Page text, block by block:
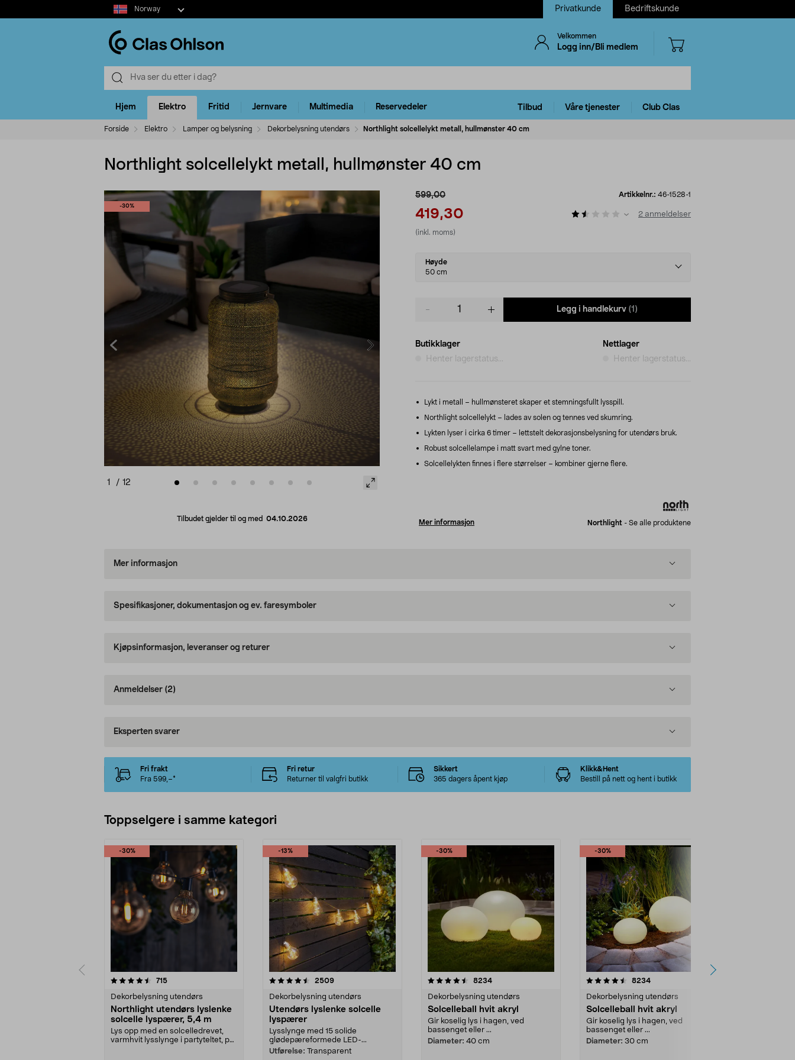
Select
market
Norway Privatkunde Bedriftskunde
Velkommen
Logg inn/Bli medlem
Hjem Elektro Fritid Jernvare Multimedia Reservedeler Tilbud Våre tjenester Club Clas
Forside Elektro Lamper og belysning Dekorbelysning utendørs Northlight solcellelykt metall, hullmønster 40 cm
Northlight solcellelykt metall, hullmønster 40 cm
-30%
1 / 12
Tilbudet gjelder til og med 04.10.2026
599,00
419,30
(inkl. moms)
Artikkelnr.: 46-1528-1
2 anmeldelser
Select
variant
Høyde
50 cm
Legg i handlekurv (1)
Butikklager
Henter lagerstatus...
Nettlager
Henter lagerstatus...
Lykt i metall – hullmønsteret skaper et stemningsfullt lysspill.
Northlight solcellelykt – lades av solen og tennes ved skumring.
Lykten lyser i cirka 6 timer – lettstelt dekorasjonsbelysning for utendørs bruk.
Robust solcellelampe i matt svart med gylne toner.
Solcellelykten finnes i flere størrelser – kombiner gjerne flere.
Mer informasjon Northlight - Se alle produktene
Mer informasjon
Spesifikasjoner, dokumentasjon og ev. faresymboler
Kjøpsinformasjon, leveranser og returer
Anmeldelser (2)
Eksperten svarer
Fri frakt
Fra 599,–*
Fri retur
Returner til valgfri butikk
Sikkert
365 dagers åpent kjøp
Klikk&Hent
Bestill på nett og hent i butikk
Toppselgere i samme kategori
-30%
715anmeldelser
Dekorbelysning utendørs
Northlight utendørs lyslenke
solcelle lyspærer, 5,4 m
Lys opp med en solcelledrevet,
varmhvit lysslynge i partyteltet, på
-13%
4.5 av 5 stjerner 2509anmeldelser
Dekorbelysning utendørs
Utendørs lyslenke solcelle
lyspærer
Lysslynge med 15 solide
glødepæreformede LED-...
Utførelse: Transparent
-30%
4.5 av 5 stjerner 8234anmeldelser
Dekorbelysning utendørs
Solcelleball hvit akryl
Gir koselig lys i hagen, ved
bassenget eller ...
Diameter: 40 cm
-30%
4.5 av 5 stjerner 8234anmeldelser
Dekorbelysning utendørs
Solcelleball hvit akryl
Gir koselig lys i hagen, ved
bassenget eller ...
Diameter: 30 cm
4.5 av 5 stjerner